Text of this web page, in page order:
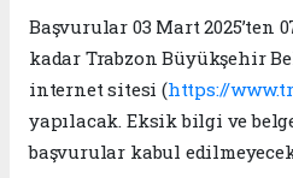
Başvurular 03 Mart 2025’ten
kadar Trabzon Büyükşehir
internet sitesi (https://
yapılacak. Eksik bilgi ve
başvurular kabul